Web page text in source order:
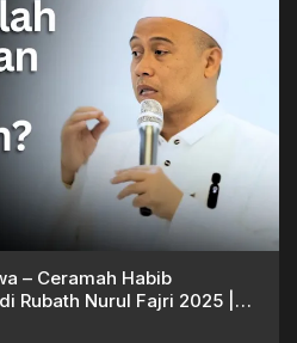
– Ceramah Habib
Rubath Nurul Fajri 2025 |